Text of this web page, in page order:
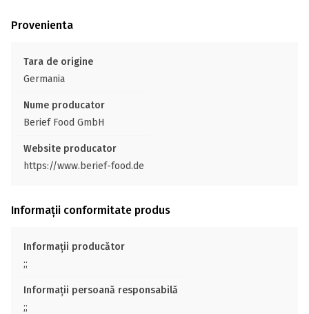
Provenienta
Tara de origine
Germania
Nume producator
Berief Food GmbH
Website producator
https://www.berief-food.de
Informații conformitate produs
Informații producător
;;
Informații persoană responsabilă
;;